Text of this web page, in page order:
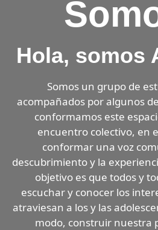
Hola, somos
Somos un grupo de
acompañados por algunos
conformamos este
encuentro colectivo, en
conformar una voz
descubrimiento y la
objetivo es que todos y
escuchar y conocer los
atraviesan a los y las
modo, construir nuestra